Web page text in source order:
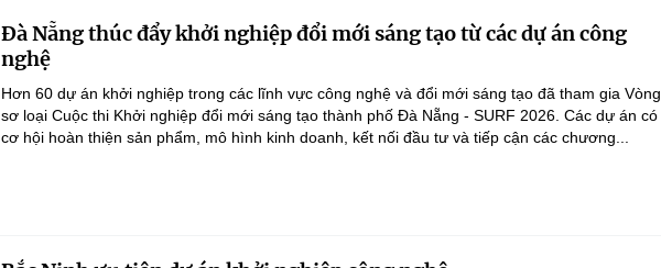
Đà Nẵng thúc đẩy khởi nghiệp đổi mới sáng tạo từ các dự án công
nghệ
Hơn 60 dự án khởi nghiệp trong các lĩnh vực công nghệ và đổi mới sáng tạo đã tham gia Vòng
sơ loại Cuộc thi Khởi nghiệp đổi mới sáng tạo thành phố Đà Nẵng - SURF 2026. Các dự án có
cơ hội hoàn thiện sản phẩm, mô hình kinh doanh, kết nối đầu tư và tiếp cận các chương...